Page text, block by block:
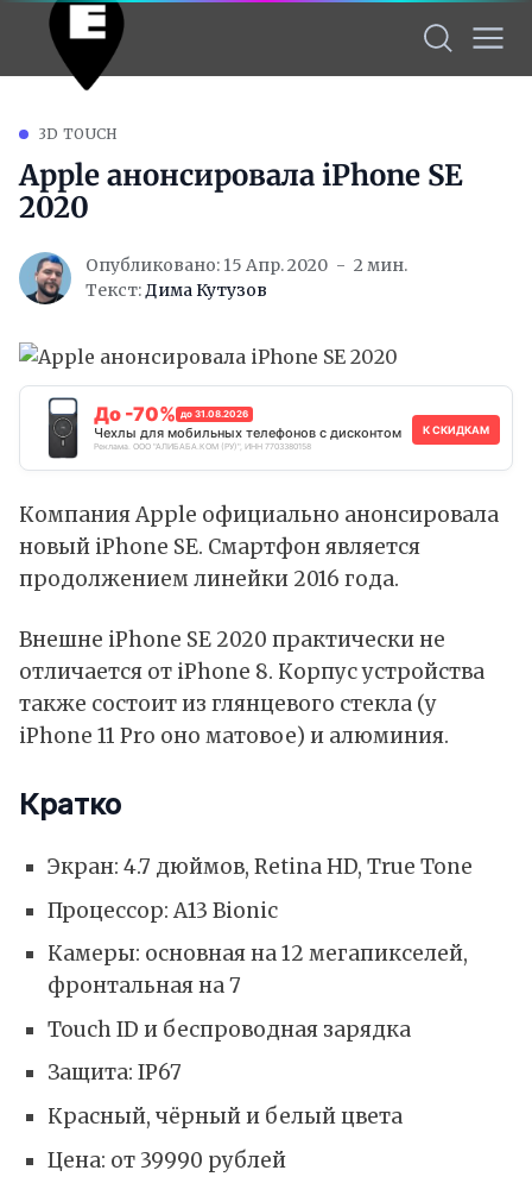
3D TOUCH
Apple анонсировала iPhone SE
2020
Опубликовано: 15 Апр. 2020
2 мин.
Текст:Дима Кутузов
До -70% до 31.08.2026
Чехлы для мобильных телефонов с дисконтом
Реклама. ООО "АЛИБАБА.КОМ (РУ)", ИНН 7703380158
К СКИДКАМ
Компания Apple официально анонсировала
новый iPhone SE. Смартфон является
продолжением линейки 2016 года.
Внешне iPhone SE 2020 практически не
отличается от iPhone 8. Корпус устройства
также состоит из глянцевого стекла (у
iPhone 11 Pro оно матовое) и алюминия.
Кратко
Экран: 4.7 дюймов, Retina HD, True Tone
Процессор: A13 Bionic
Камеры: основная на 12 мегапикселей,
фронтальная на 7
Touch ID и беспроводная зарядка
Защита: IP67
Красный, чёрный и белый цвета
Цена: от 39990 рублей